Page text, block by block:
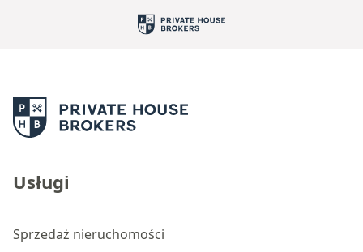
Usługi
Sprzedaż nieruchomości